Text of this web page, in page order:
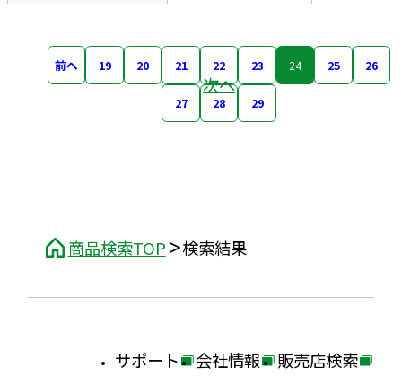
商品検索TOP 検索結果
前へ 19 20 21 22 23 24 25 26
27 28 29
次へ
サポート 会社情報 販売店検索